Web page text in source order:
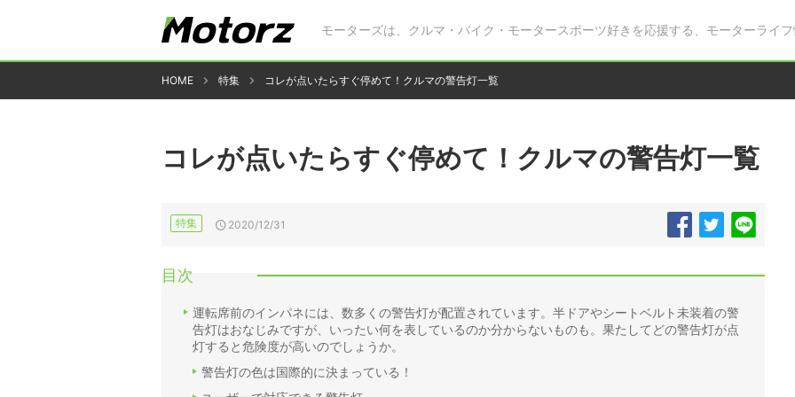
モーターズは、クルマ・バイク・モータースポーツ好きを応援する、モーターライフ
HOME 特集 コレが点いたらすぐ停めて！クルマの警告灯一覧
コレが点いたらすぐ停めて！クルマの警告灯一覧
特集 2020/12/31
目次
運転席前のインパネには、数多くの警告灯が配置されています。半ドアやシートベルト未装着の警
告灯はおなじみですが、いったい何を表しているのか分からないものも。果たしてどの警告灯が点
灯すると危険度が高いのでしょうか。
警告灯の色は国際的に決まっている！